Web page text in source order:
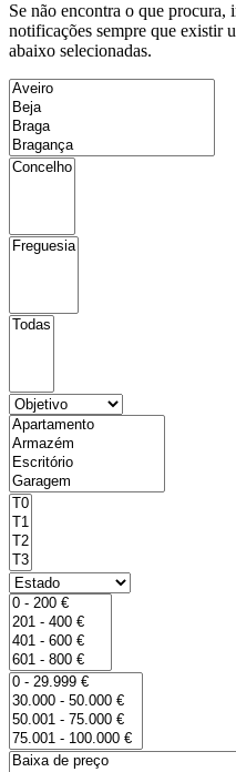
Se não encontra o que procura,
notificações sempre que existir
abaixo selecionadas.